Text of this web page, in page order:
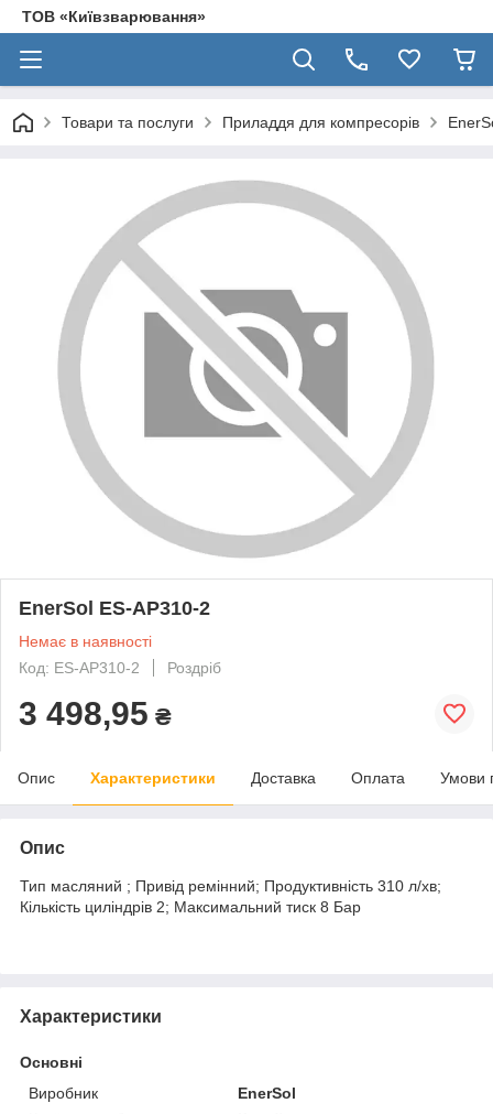
ТОВ «Київзварювання»
Товари та послуги Приладдя для компресорів
EnerSol ES-AP310-2
Немає в наявності
Код: ES-AP310-2
Роздріб
3 498,95 ₴
Опис Характеристики Доставка Оплата Умови
Опис
Тип масляний ; Привід ремінний; Продуктивність 310 л/хв;
Кількість циліндрів 2; Максимальний тиск 8 Бар
Характеристики
Основні
Виробник
EnerSol